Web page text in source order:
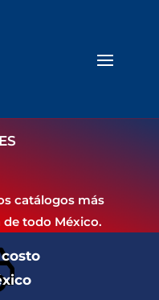
catálogos más
todo México.